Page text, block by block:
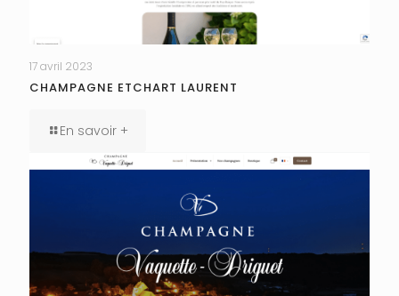
17 avril 2023
CHAMPAGNE ETCHART LAURENT
En savoir +